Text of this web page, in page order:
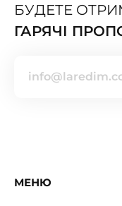
БУДЕТЕ
ГАРЯЧІ
МЕНЮ